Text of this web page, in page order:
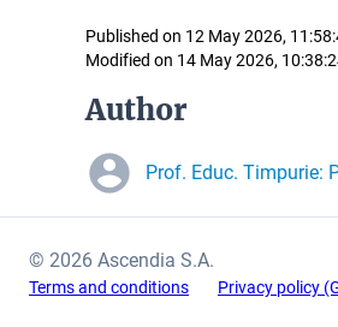
Published on 12 May 2026,
Modified on 14 May 2026,
Author
Prof. Educ. Timpurie:
© 2026 Ascendia S.A.
Terms and conditions Privacy policy